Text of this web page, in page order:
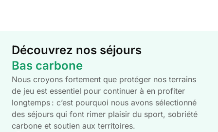
Découvrez nos séjours
Bas carbone
Nous croyons fortement que protéger nos terrains
de jeu est essentiel pour continuer à en profiter
longtemps : c’est pourquoi nous avons sélectionné
des séjours qui font rimer plaisir du sport, sobriété
carbone et soutien aux territoires.